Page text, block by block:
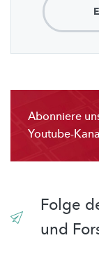
Abonniere
Youtube-
Folge
und